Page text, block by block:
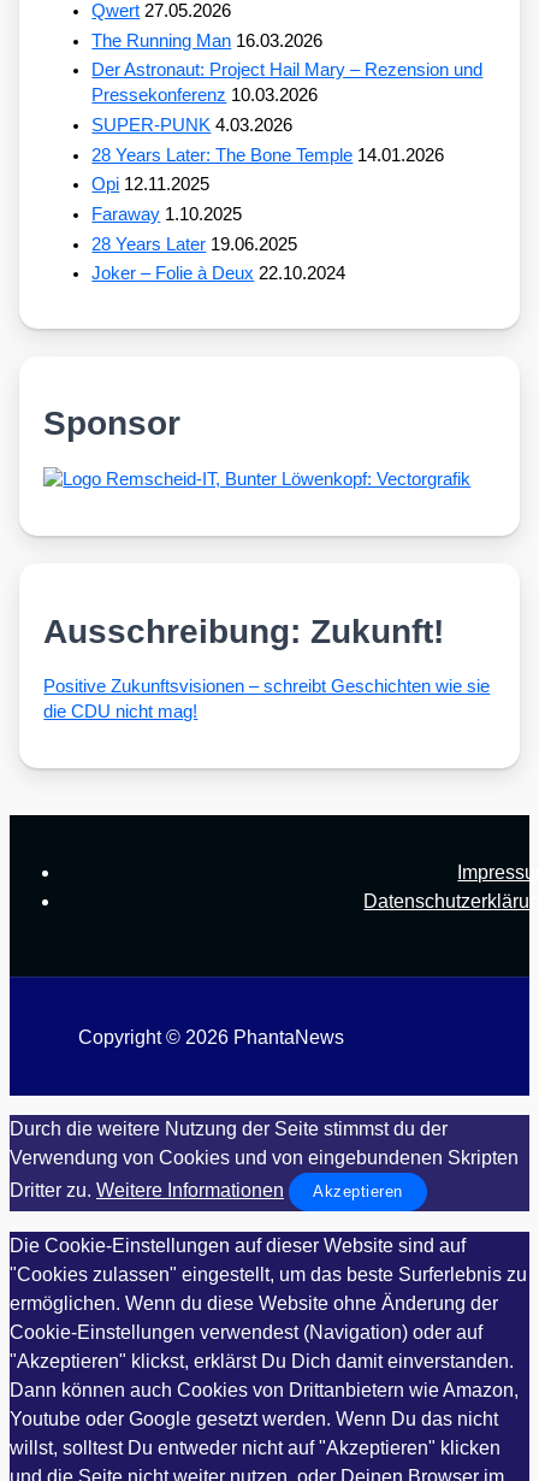
Qwert 27.05.2026
The Running Man 16.03.2026
Der Astronaut: Project Hail Mary – Rezension und
Pressekonferenz 10.03.2026
SUPER-PUNK 4.03.2026
28 Years Later: The Bone Temple 14.01.2026
Opi 12.11.2025
Faraway 1.10.2025
28 Years Later 19.06.2025
Joker – Folie à Deux 22.10.2024
Sponsor
Ausschreibung: Zukunft!
Posi­ti­ve Zukunfts­vi­sio­nen – schreibt Geschich­ten wie sie
die CDU nicht mag!
Copyright © 2026 PhantaNews
Durch die weitere Nutzung der Seite stimmst du der
Verwendung von Cookies und von eingebundenen Skripten
Dritter zu. Weitere Informationen Akzeptieren
Die Cookie-Einstellungen auf dieser Website sind auf
"Cookies zulassen" eingestellt, um das beste Surferlebnis zu
ermöglichen. Wenn du diese Website ohne Änderung der
Cookie-Einstellungen verwendest (Navigation) oder auf
"Akzeptieren" klickst, erklärst Du Dich damit einverstanden.
Dann können auch Cookies von Drittanbietern wie Amazon,
Youtube oder Google gesetzt werden. Wenn Du das nicht
willst, solltest Du entweder nicht auf "Akzeptieren" klicken
und die Seite nicht weiter nutzen, oder Deinen Browser im